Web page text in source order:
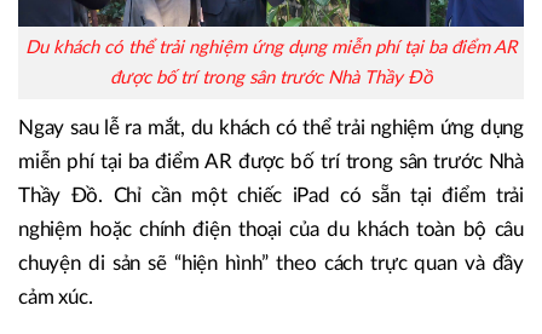
Du khách có thể trải nghiệm ứng dụng miễn phí tại ba điểm AR
được bố trí trong sân trước Nhà Thầy Đồ
Ngay sau lễ ra mắt, du khách có thể trải nghiệm ứng dụng
miễn phí tại ba điểm AR được bố trí trong sân trước Nhà
Thầy Đồ. Chỉ cần một chiếc iPad có sẵn tại điểm trải
nghiệm hoặc chính điện thoại của du khách toàn bộ câu
chuyện di sản sẽ “hiện hình” theo cách trực quan và đầy
cảm xúc.